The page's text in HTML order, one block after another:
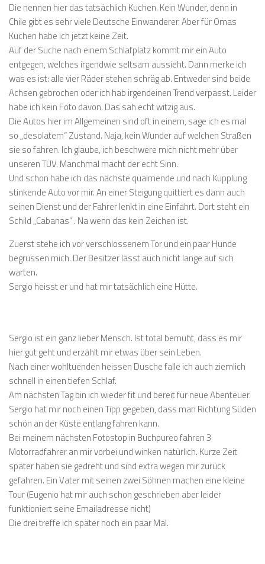
Die nennen hier das tatsächlich Kuchen. Kein Wunder, denn in
Chile gibt es sehr viele Deutsche Einwanderer. Aber für Omas
Kuchen habe ich jetzt keine Zeit.
Auf der Suche nach einem Schlafplatz kommt mir ein Auto
entgegen, welches irgendwie seltsam aussieht. Dann merke ich
was es ist: alle vier Räder stehen schräg ab. Entweder sind beide
Achsen gebrochen oder ich hab irgendeinen Trend verpasst. Leider
habe ich kein Foto davon. Das sah echt witzig aus.
Die Autos hier im Allgemeinen sind oft in einem, sage ich es mal
so „desolatem“ Zustand. Naja, kein Wunder auf welchen Straßen
sie so fahren. Ich glaube, ich beschwere mich nicht mehr über
unseren TÜV. Manchmal macht der echt Sinn.
Und schon habe ich das nächste qualmende und nach Kupplung
stinkende Auto vor mir. An einer Steigung quittiert es dann auch
seinen Dienst und der Fahrer lenkt in eine Einfahrt. Dort steht ein
Schild „Cabanas“ . Na wenn das kein Zeichen ist.
Zuerst stehe ich vor verschlossenem Tor und ein paar Hunde
begrüssen mich. Der Besitzer lässt auch nicht lange auf sich
warten.
Sergio heisst er und hat mir tatsächlich eine Hütte.
Sergio ist ein ganz lieber Mensch. Ist total bemüht, dass es mir
hier gut geht und erzählt mir etwas über sein Leben.
Nach einer wohltuenden heissen Dusche falle ich auch ziemlich
schnell in einen tiefen Schlaf.
Am nächsten Tag bin ich wieder fit und bereit für neue Abenteuer.
Sergio hat mir noch einen Tipp gegeben, dass man Richtung Süden
schön an der Küste entlang fahren kann.
Bei meinem nächsten Fotostop in Buchpureo fahren 3
Motorradfahrer an mir vorbei und winken natürlich. Kurze Zeit
später haben sie gedreht und sind extra wegen mir zurück
gefahren. Ein Vater mit seinen zwei Söhnen machen eine kleine
Tour (Eugenio hat mir auch schon geschrieben aber leider
funktioniert seine Emailadresse nicht)
Die drei treffe ich später noch ein paar Mal.